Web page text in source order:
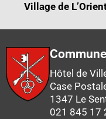
Village de
Hôtel de
Case
1347 Le
021 845 17